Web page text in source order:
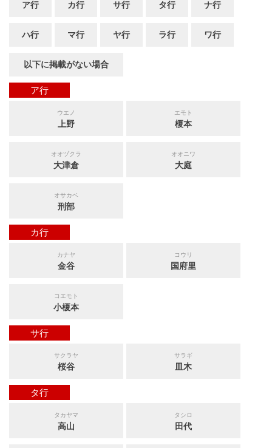
ア行 カ行 サ行 タ行 ナ行
ハ行 マ行 ヤ行 ラ行 ワ行
以下に掲載がない場合
ア行
ウエノ
上野
エモト
榎本
オオヅクラ
大津倉
オオニワ
大庭
オサカベ
刑部
カ行
カナヤ
金谷
コウリ
国府里
コエモト
小榎本
サ行
サクラヤ
桜谷
サラギ
皿木
タ行
タカヤマ
高山
タシロ
田代